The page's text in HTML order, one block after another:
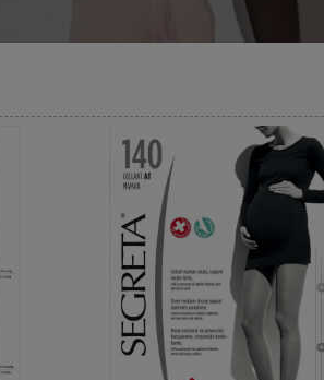
Meia AD (pelo joelho)